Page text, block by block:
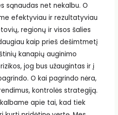
sąnaudas net nekalbu. O
efektyviau ir rezultatyviau
regionų ir visos šalies
kaip prieš dešimtmetį
kanapių auginimo
jog bus užaugintas ir į
O kai pagrindo nėra,
kontrolės strategiją.
apie tai, kad tiek